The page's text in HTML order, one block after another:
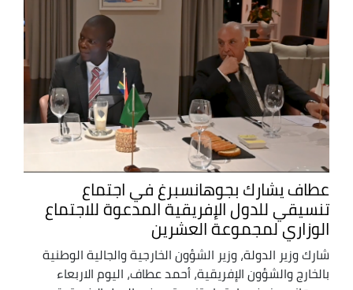
عطاف يشارك بجوهانسبرغ في اجتماع
تنسيقي للدول الإفريقية المدعوة للاجتماع
الوزاري لمجموعة العشرين
شارك وزير الدولة، وزير الشؤون الخارجية والجالية الوطنية
بالخارج والشؤون الإفريقية، أحمد عطاف، اليوم الاربعاء